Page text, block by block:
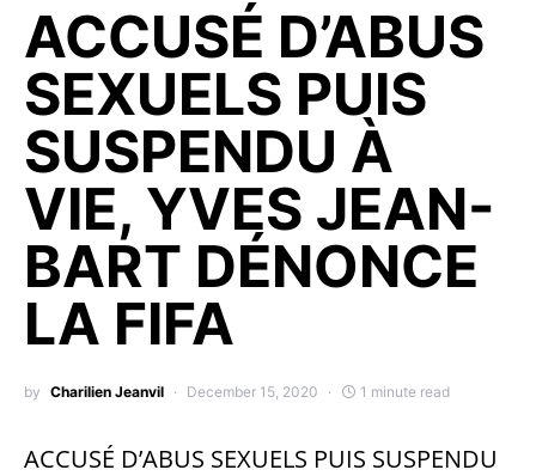
ACCUSÉ D’ABUS
SEXUELS PUIS
SUSPENDU À
VIE, YVES JEAN-
BART DÉNONCE
LA FIFA
by Charilien Jeanvil December 15, 2020 1 minute read
ACCUSÉ D’ABUS SEXUELS PUIS SUSPENDU